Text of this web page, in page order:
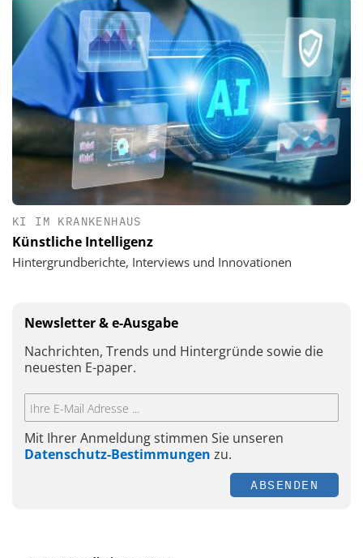
KI IM KRANKENHAUS
Künstliche Intelligenz
Hintergrundberichte, Interviews und Innovationen
Newsletter & e-Ausgabe
Nachrichten, Trends und Hintergründe sowie die
neuesten E-paper.
Mit Ihrer Anmeldung stimmen Sie unseren
Datenschutz-Bestimmungen zu.
ABSENDEN